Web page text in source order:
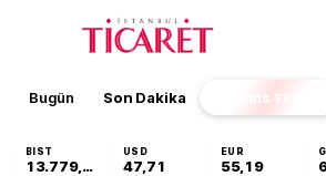
Bugün Son Dakika Finans EKSTRA
BIST
13.779,39
USD
47,71
EUR
55,19